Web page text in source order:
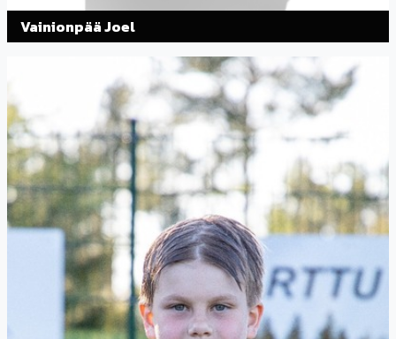
Vainionpää Joel